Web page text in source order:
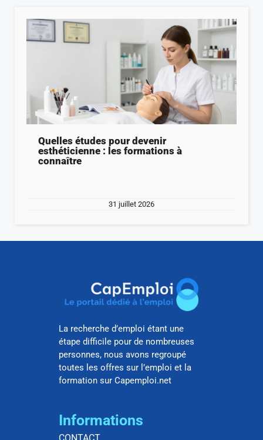
Quelles études pour devenir
esthéticienne : les formations à
connaître
31 juillet 2026
La recherche d’emploi étant une
étape difficile pour de nombreuses
personnes, nous avons regroupé
toutes les offres sur l’emploi et la
formation sur Capemploi.net
Informations